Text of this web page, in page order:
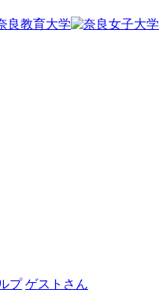
プ ゲストさん